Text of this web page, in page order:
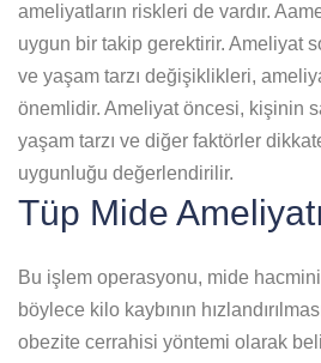
ameliyatların riskleri de vardır.
uygun bir takip gerektirir. Ameliyat
ve yaşam tarzı değişiklikleri,
önemlidir. Ameliyat öncesi, kişinin
yaşam tarzı ve diğer faktörler
uygunluğu değerlendirilir.
Tüp Mide
Bu işlem operasyonu, mide
böylece kilo kaybının
obezite cerrahisi yöntemi olarak